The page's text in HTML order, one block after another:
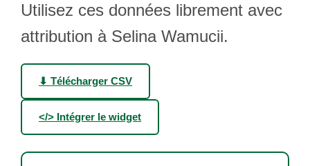
Utilisez ces données librement avec
attribution à Selina Wamucii.
⬇ Télécharger CSV
</> Intégrer le widget